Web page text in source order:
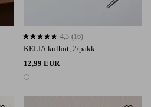
KELIA kulhot, 2/pakk.
12,99 EUR
1 väri
4,3 perustuen 16 arvosanaan
4,3 (16)